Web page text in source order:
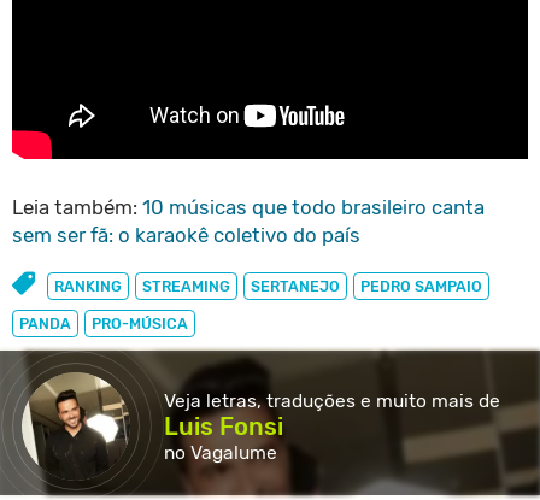
Leia também: 10 músicas que todo brasileiro canta
sem ser fã: o karaokê coletivo do país
RANKING STREAMING SERTANEJO PEDRO SAMPAIO
PANDA PRO-MÚSICA
Veja letras, traduções e muito mais de
Luis Fonsi
no Vagalume